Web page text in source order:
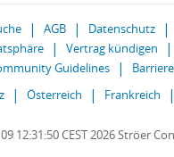
AGB Datenschutz
Vertrag kündigen
Guidelines
Österreich Frankreich
12:31:50 CEST 2026 Ströer